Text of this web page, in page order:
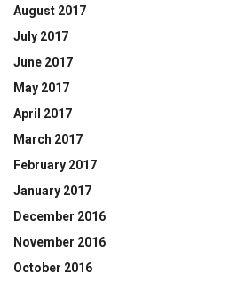
August 2017
July 2017
June 2017
May 2017
April 2017
March 2017
February 2017
January 2017
December 2016
November 2016
October 2016